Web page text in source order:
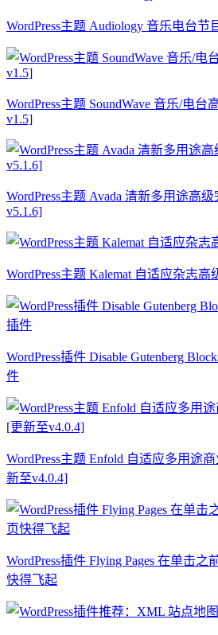
WordPress主题 Audiology 音乐电台节
WordPress主题 SoundWave 音乐/电
v1.5]
WordPress主题 Avada 清新多用途高
v5.1.6]
WordPress主题 Kalemat 自适应杂志高
WordPress插件 Disable Gutenberg
件
WordPress主题 Enfold 自适应多用途
新至v4.0.4]
WordPress插件 Flying Pages 在单击
快得飞起